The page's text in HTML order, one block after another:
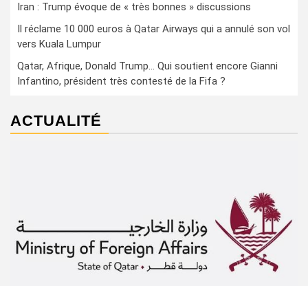
Iran : Trump évoque de « très bonnes » discussions
Il réclame 10 000 euros à Qatar Airways qui a annulé son vol
vers Kuala Lumpur
Qatar, Afrique, Donald Trump… Qui soutient encore Gianni
Infantino, président très contesté de la Fifa ?
ACTUALITÉ